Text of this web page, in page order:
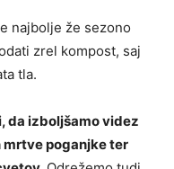
najbolje že sezono
zrel kompost, saj
tla.
da izboljšamo videz
poganjke ter